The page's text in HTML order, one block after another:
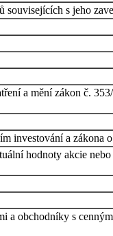
s jeho
a mění zákon č.
investování a zákona
hodnoty akcie
a obchodníky s